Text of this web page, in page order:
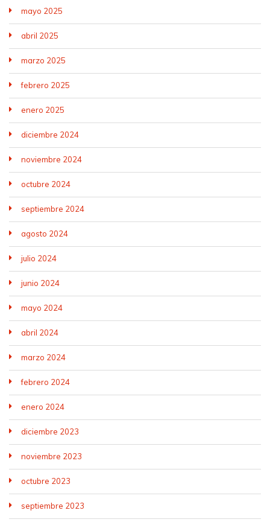
mayo 2025
abril 2025
marzo 2025
febrero 2025
enero 2025
diciembre 2024
noviembre 2024
octubre 2024
septiembre 2024
agosto 2024
julio 2024
junio 2024
mayo 2024
abril 2024
marzo 2024
febrero 2024
enero 2024
diciembre 2023
noviembre 2023
octubre 2023
septiembre 2023